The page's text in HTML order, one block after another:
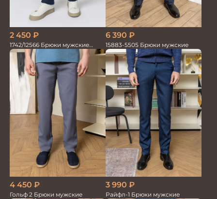
2 450 ₽
1742/12566 Брюки мужские
100%лён т.синие
6 390 ₽
15883-5505 Брюки мужские
4 450 ₽
Гольф 2 Брюки мужские
3 990 ₽
Райфл-1 Брюки мужские